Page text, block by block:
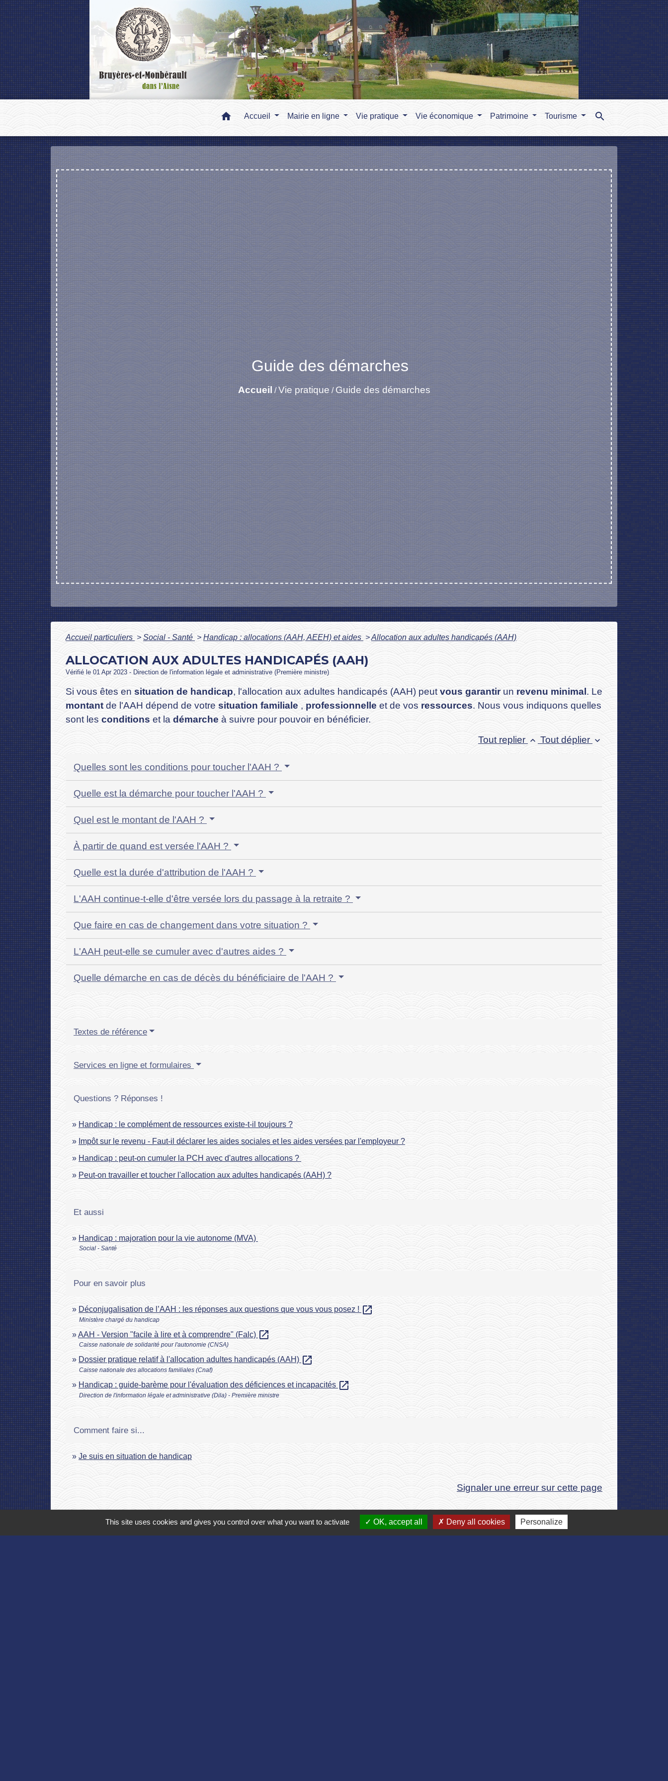
home Accueil Mairie en ligne Vie pratique Vie économique Patrimoine Tourisme search
Guide des démarches
Accueil /Vie pratique / Guide des démarches
Accueil particuliers > Social - Santé > Handicap : allocations (AAH, AEEH) et aides >Allocation aux adultes handicapés (AAH)
ALLOCATION AUX ADULTES HANDICAPÉS (AAH)
Vérifié le 01 Apr 2023 - Direction de l'information légale et administrative (Première ministre)
Si vous êtes en situation de handicap, l'allocation aux adultes handicapés (AAH) peut vous garantirun revenu minimal . Le
montantde l'AAH dépend de votre situation familiale , professionnelle et de vos ressources. Nous vous indiquons quelles
sont les conditions et la démarche à suivre pour pouvoir en bénéficier.
Tout replier keyboard_arrow_up Tout déplier keyboard_arrow_down
Quelles sont les conditions pour toucher l'AAH ?
Quelle est la démarche pour toucher l'AAH ?
Quel est le montant de l'AAH ?
À partir de quand est versée l'AAH ?
Quelle est la durée d'attribution de l'AAH ?
L'AAH continue-t-elle d'être versée lors du passage à la retraite ?
Que faire en cas de changement dans votre situation ?
L'AAH peut-elle se cumuler avec d'autres aides ?
Quelle démarche en cas de décès du bénéficiaire de l'AAH ?
Textes de référence
Services en ligne et formulaires
Questions ? Réponses !
Handicap : le complément de ressources existe-t-il toujours ?
Impôt sur le revenu - Faut-il déclarer les aides sociales et les aides versées par l'employeur ?
Handicap : peut-on cumuler la PCH avec d'autres allocations ?
Peut-on travailler et toucher l'allocation aux adultes handicapés (AAH) ?
Et aussi
Handicap : majoration pour la vie autonome (MVA)
Social - Santé
Pour en savoir plus
Déconjugalisation de l’AAH : les réponses aux questions que vous vous posez ! open_in_new
Ministère chargé du handicap
AAH - Version "facile à lire et à comprendre" (Falc) open_in_new
Caisse nationale de solidarité pour l'autonomie (CNSA)
Dossier pratique relatif à l'allocation adultes handicapés (AAH) open_in_new
Caisse nationale des allocations familiales (Cnaf)
Handicap : guide-barème pour l'évaluation des déficiences et incapacités open_in_new
Direction de l'information légale et administrative (Dila) - Première ministre
Comment faire si...
Je suis en situation de handicap
Signaler une erreur sur cette page
This site uses cookies and gives you control over what you want to activate OK, accept all Deny all cookies Personalize